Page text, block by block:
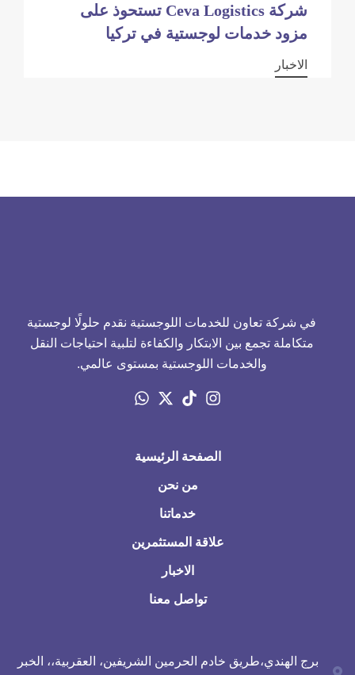
شركة Ceva Logistics تستحوذ على
مزود خدمات لوجستية في تركيا
الاخبار
في شركة تعاون للخدمات اللوجستية نقدم حلولًا لوجستية
متكاملة تجمع بين الابتكار والكفاءة لتلبية احتياجات النقل
والخدمات اللوجستية بمستوى عالمي.
الصفحة الرئيسية
من نحن
خدماتنا
علاقة المستثمرين
الاخبار
تواصل معنا
برج الهندي،طريق خادم الحرمين الشريفين، العقربية،، الخبر